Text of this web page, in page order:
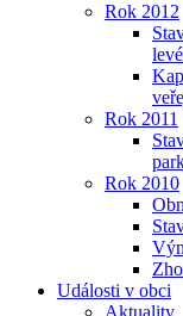
Rok 2012
Rok 2011
Rok 2010
Události v obci
Aktuality